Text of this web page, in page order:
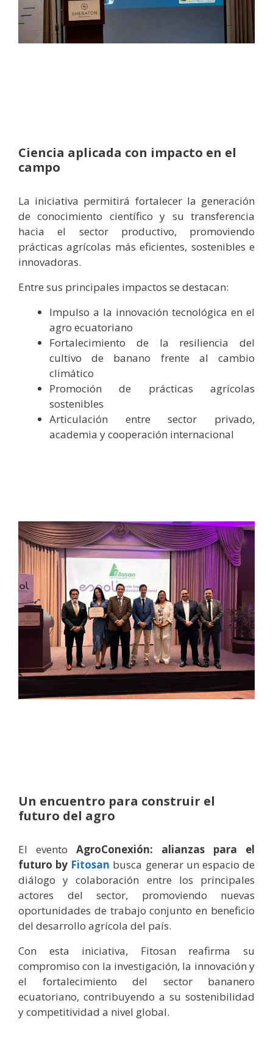
Ciencia aplicada con impacto en el
campo
La iniciativa permitirá fortalecer la generación
de conocimiento científico y su transferencia
hacia el sector productivo, promoviendo
prácticas agrícolas más eficientes, sostenibles e
innovadoras.
Entre sus principales impactos se destacan:
Impulso a la innovación tecnológica en el
agro ecuatoriano
Fortalecimiento de la resiliencia del
cultivo de banano frente al cambio
climático
Promoción de prácticas agrícolas
sostenibles
Articulación entre sector privado,
academia y cooperación internacional
Un encuentro para construir el
futuro del agro
El evento AgroConexión: alianzas para el
futuro by Fitosan busca generar un espacio de
diálogo y colaboración entre los principales
actores del sector, promoviendo nuevas
oportunidades de trabajo conjunto en beneficio
del desarrollo agrícola del país.
Con esta iniciativa, Fitosan reafirma su
compromiso con la investigación, la innovación y
el fortalecimiento del sector bananero
ecuatoriano, contribuyendo a su sostenibilidad
y competitividad a nivel global.